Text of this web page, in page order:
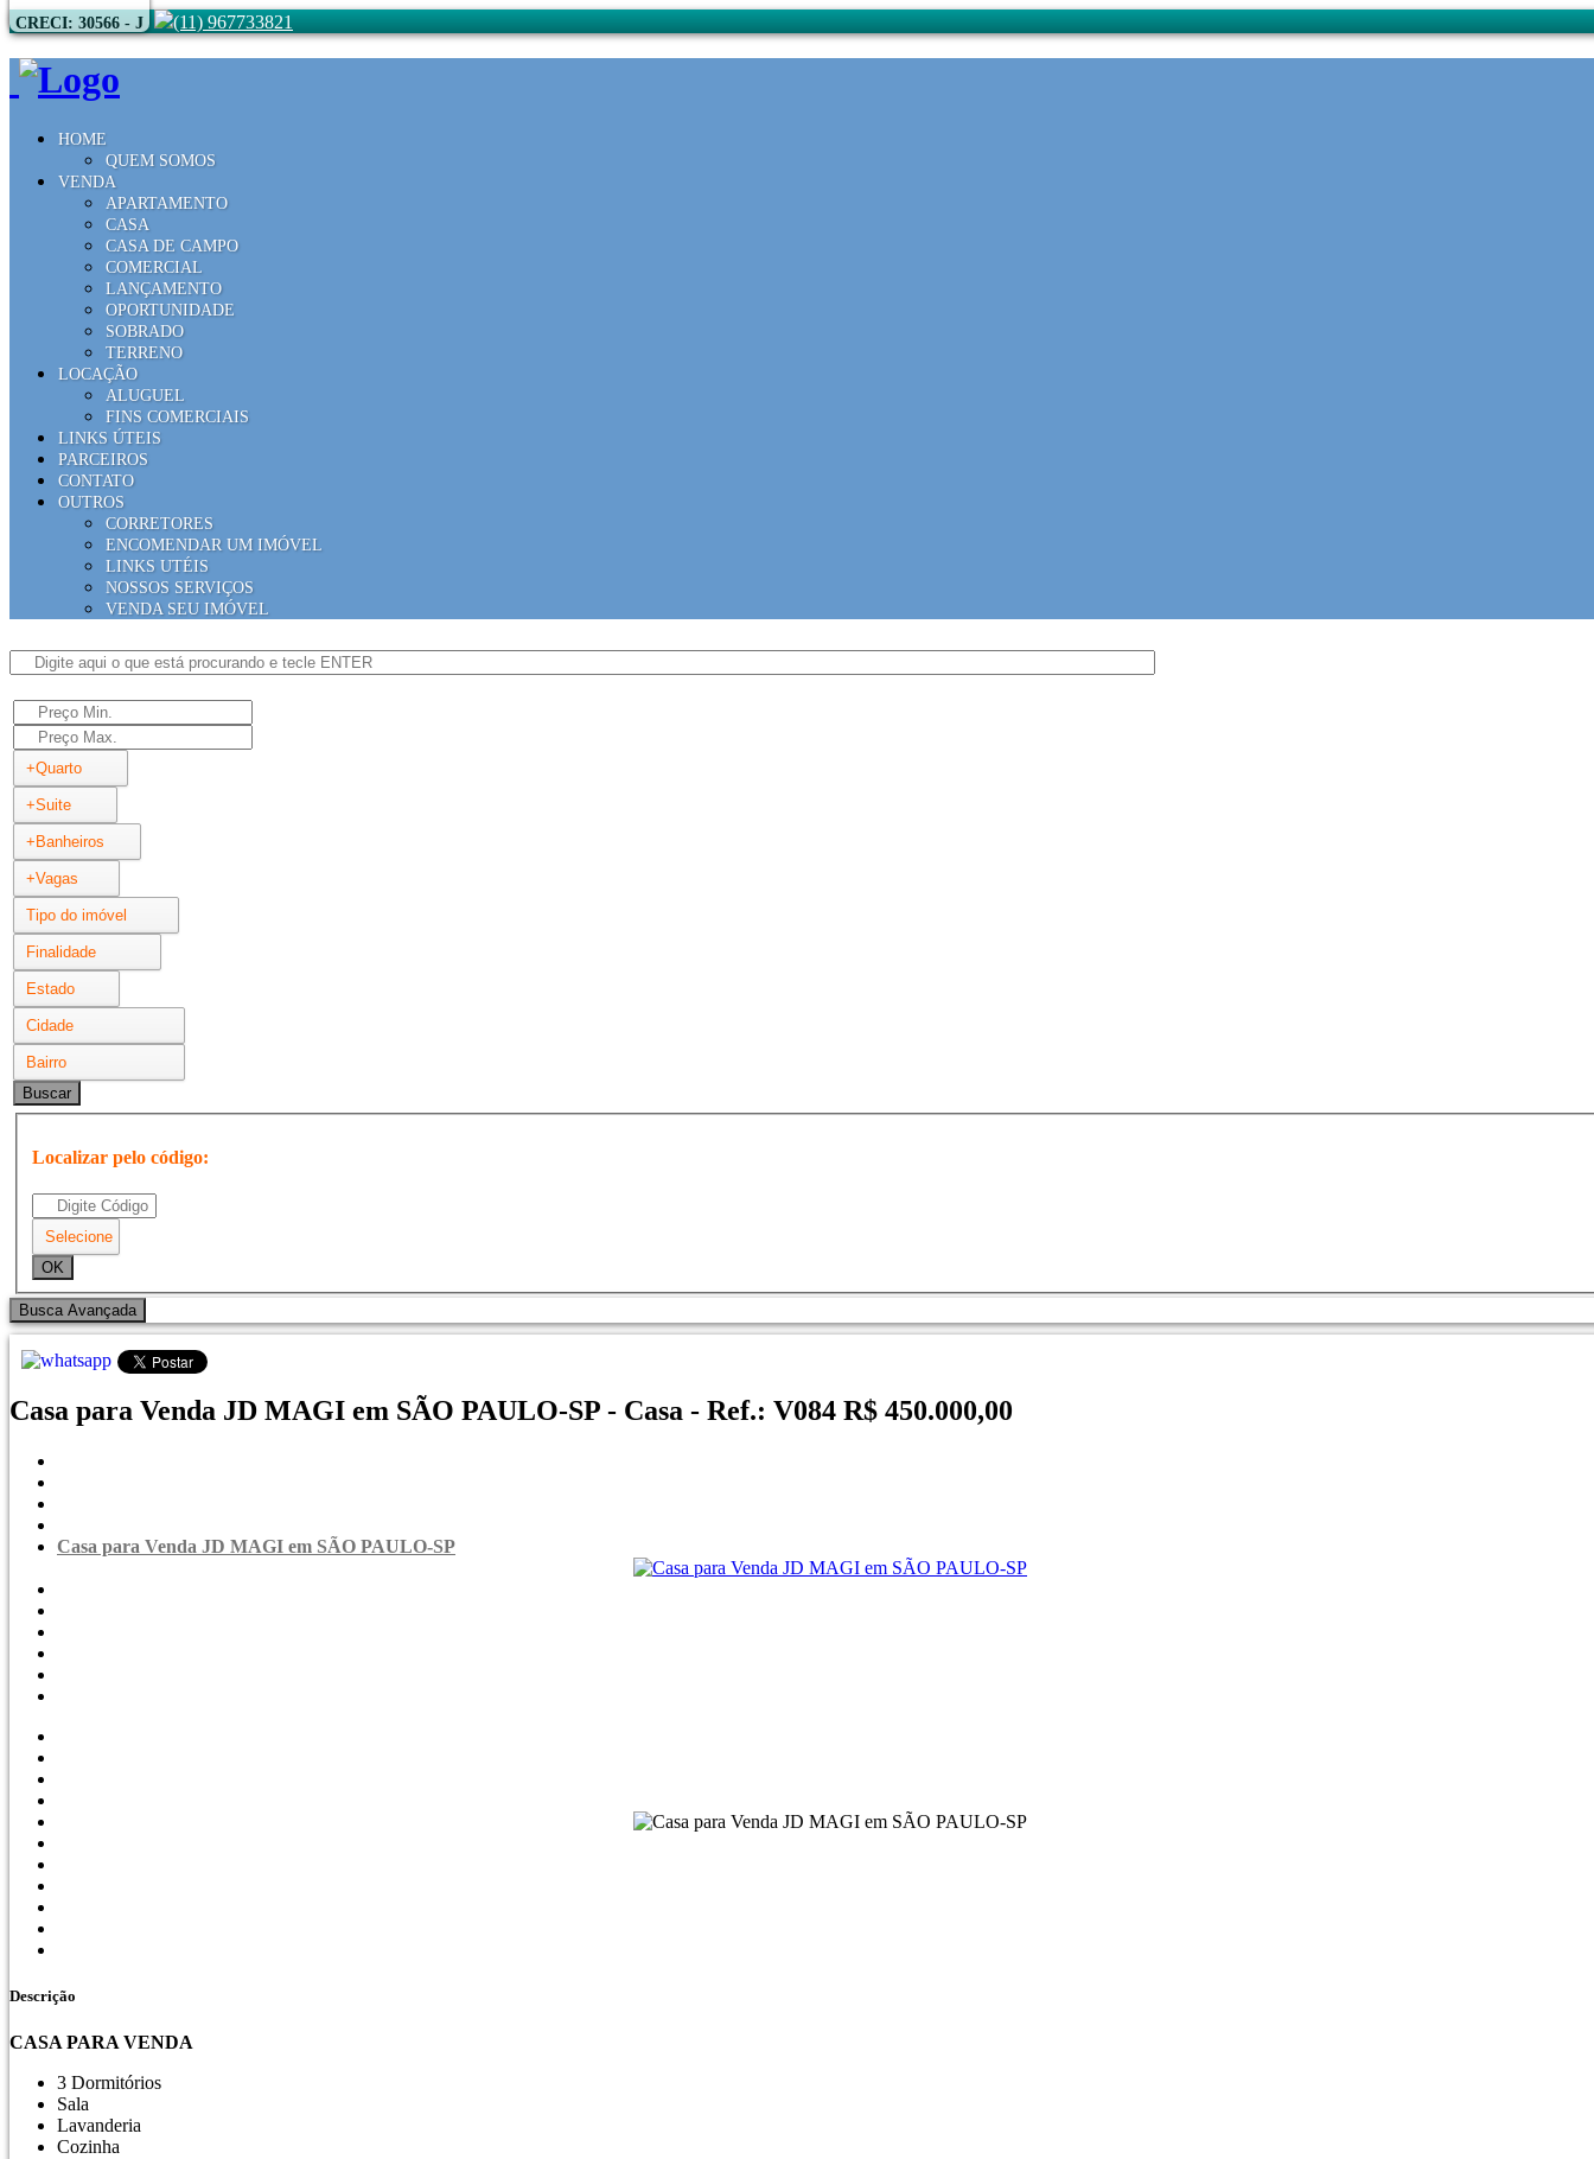
CRECI: 30566 - J (11) 967733821
HOME
QUEM SOMOS
VENDA
APARTAMENTO
CASA
CASA DE CAMPO
COMERCIAL
LANÇAMENTO
OPORTUNIDADE
SOBRADO
TERRENO
LOCAÇÃO
ALUGUEL
FINS COMERCIAIS
LINKS ÚTEIS
PARCEIROS
CONTATO
OUTROS
CORRETORES
ENCOMENDAR UM IMÓVEL
LINKS UTÉIS
NOSSOS SERVIÇOS
VENDA SEU IMÓVEL
Localizar pelo código:
Casa para Venda JD MAGI em SÃO PAULO-SP - Casa - Ref.: V084 R$ 450.000,00
Casa para Venda JD MAGI em SÃO PAULO-SP
Descrição
CASA PARA VENDA
3 Dormitórios
Sala
Lavanderia
Cozinha